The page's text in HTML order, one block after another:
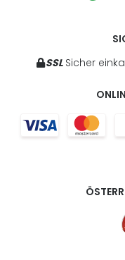
SSL Sicher